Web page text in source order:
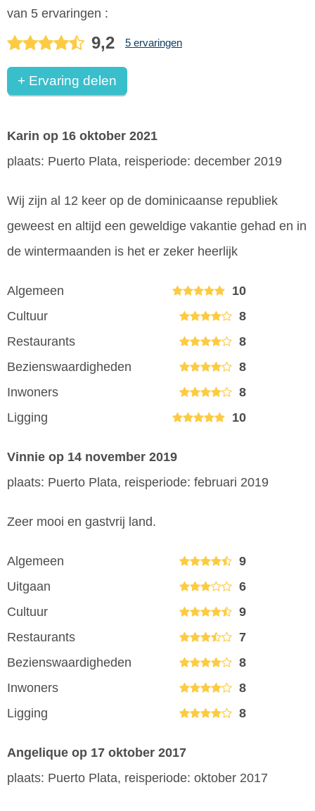
van 5 ervaringen :
9,2 5 ervaringen
+ Ervaring delen
Karin op 16 oktober 2021
plaats: Puerto Plata, reisperiode: december 2019
Wij zijn al 12 keer op de dominicaanse republiek
geweest en altijd een geweldige vakantie gehad en in
de wintermaanden is het er zeker heerlijk
Algemeen
10
Cultuur
8
Restaurants
8
Bezienswaardigheden
8
Inwoners
8
Ligging
10
Vinnie op 14 november 2019
plaats: Puerto Plata, reisperiode: februari 2019
Zeer mooi en gastvrij land.
Algemeen
9
Uitgaan
6
Cultuur
9
Restaurants
7
Bezienswaardigheden
8
Inwoners
8
Ligging
8
Angelique op 17 oktober 2017
plaats: Puerto Plata, reisperiode: oktober 2017